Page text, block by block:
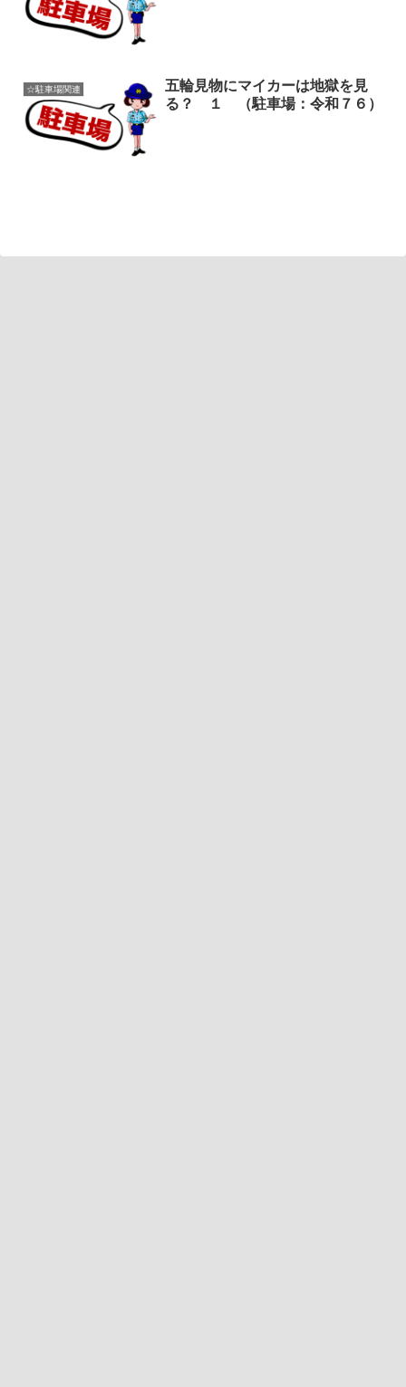
☆駐車場関連
五輪見物にマイカーは地獄を見
る？ １ （駐車場：令和７６）